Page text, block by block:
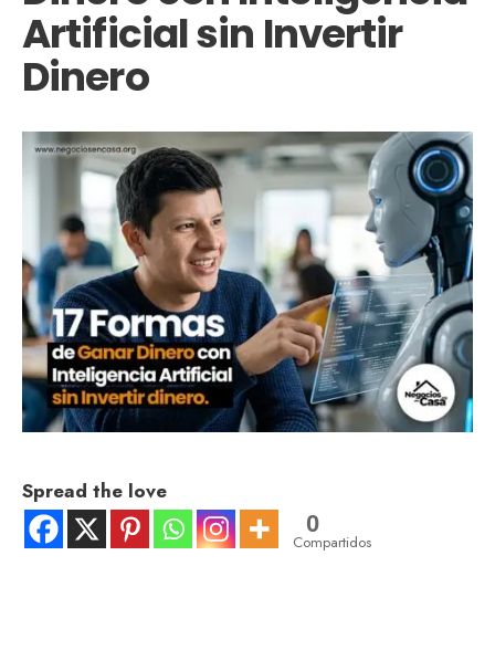
Artificial sin Invertir
Dinero
Spread the love
0
Compartidos